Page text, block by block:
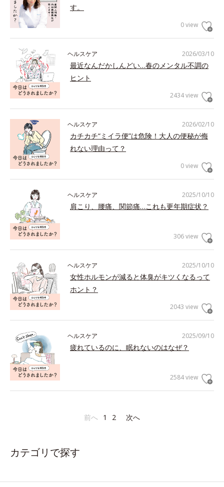
す。
0 view
2026/03/10
ヘルスケア
最近なんだかしんどい…春のメンタル不調の
ヒント
2434 view
2026/02/10
ヘルスケア
カチカチ“ミイラ便”は危険！大人の便秘が侮
れない理由って？
0 view
2025/10/10
ヘルスケア
肩こり、腰痛、関節痛…これも更年期症状？
306 view
2025/10/10
ヘルスケア
女性ホルモンが減ると体臭がキツくなるって
ホント？
2043 view
2025/09/10
ヘルスケア
疲れているのに、眠れないのはなぜ？
2584 view
前へ 1 2 次へ
カテゴリで探す